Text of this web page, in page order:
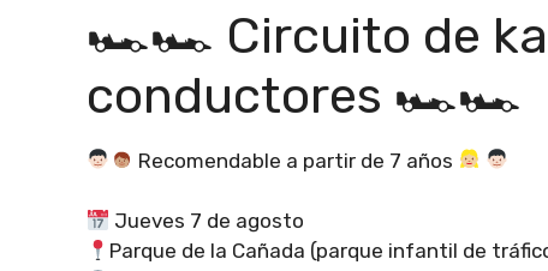
🏎🏎 Circuito de
conductores 🏎🏎
Recomendable a partir de 7 años
Jueves 7 de agosto
Parque de la Cañada (parque infantil de